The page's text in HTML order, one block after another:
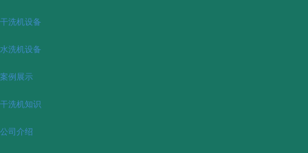
干洗机设备
水洗机设备
案例展示
干洗机知识
公司介绍